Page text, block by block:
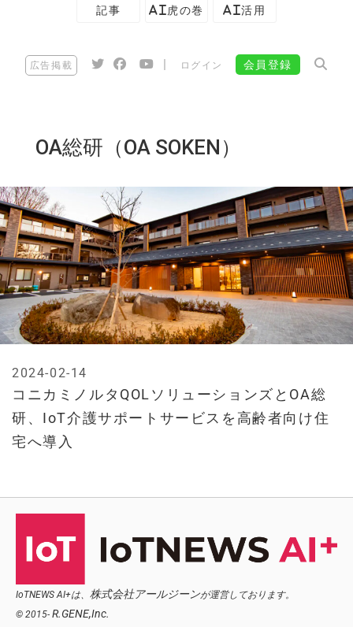
記事 AI虎の巻 AI活用
広告掲載 ログイン 会員登録
OA総研（OA SOKEN）
コニカミノルタQOLソリューションズとOA総
研、IoT介護サポートサービスを高齢者向け住
宅へ導入
2024-02-14
IoTNEWS AI+は、 株式会社アールジーンが運営しております。
© 2015- R.GENE,Inc.